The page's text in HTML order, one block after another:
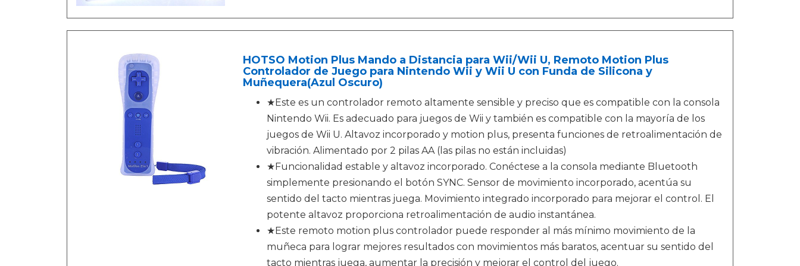
HOTSO Motion Plus Mando a Distancia para Wii/Wii U, Remoto Motion Plus
Controlador de Juego para Nintendo Wii y Wii U con Funda de Silicona y
Muñequera(Azul Oscuro)
★Este es un controlador remoto altamente sensible y preciso que es compatible con la consola
Nintendo Wii. Es adecuado para juegos de Wii y también es compatible con la mayoría de los
juegos de Wii U. Altavoz incorporado y motion plus, presenta funciones de retroalimentación de
vibración. Alimentado por 2 pilas AA (las pilas no están incluidas)
★Funcionalidad estable y altavoz incorporado. Conéctese a la consola mediante Bluetooth
simplemente presionando el botón SYNC. Sensor de movimiento incorporado, acentúa su
sentido del tacto mientras juega. Movimiento integrado incorporado para mejorar el control. El
potente altavoz proporciona retroalimentación de audio instantánea.
★Este remoto motion plus controlador puede responder al más mínimo movimiento de la
muñeca para lograr mejores resultados con movimientos más baratos, acentuar su sentido del
tacto mientras juega, aumentar la precisión y mejorar el control del juego.